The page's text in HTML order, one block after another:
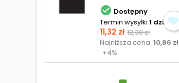
 Dostępny
Termin wysyłki 1 dzień
Cena
11,32 zł Cena
podstawowa
12,30 zł
Najniższa cena:10,86 zł
+4%